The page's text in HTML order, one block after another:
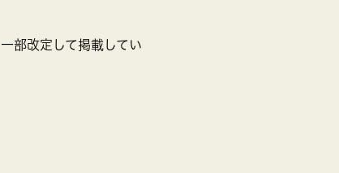
部改定して掲載してい